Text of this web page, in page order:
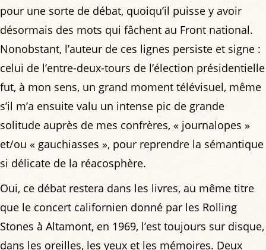
pour une sorte de débat, quoiqu’il puisse y avoir
désormais des mots qui fâchent au Front national.
Nonobstant, l’auteur de ces lignes persiste et signe :
celui de l’entre-deux-tours de l’élection présidentielle
fut, à mon sens, un grand moment télévisuel, même
s’il m’a ensuite valu un intense pic de grande
solitude auprès de mes confrères, « journalopes »
et/ou « gauchiasses », pour reprendre la sémantique
si délicate de la réacosphère.
Oui, ce débat restera dans les livres, au même titre
que le concert californien donné par les Rolling
Stones à Altamont, en 1969, l’est toujours sur disque,
dans les oreilles, les yeux et les mémoires. Deux